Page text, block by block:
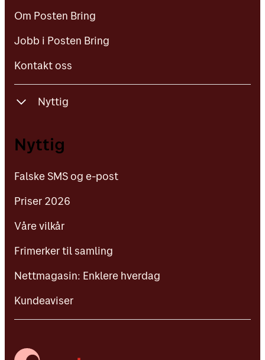
Om Posten Bring
Jobb i Posten Bring
Kontakt oss
Nyttig
Falske SMS og e-post
Nyttig
Falske SMS og e-post
Priser 2026
Våre vilkår
Frimerker til samling
Nettmagasin: Enklere hverdag
Kundeaviser